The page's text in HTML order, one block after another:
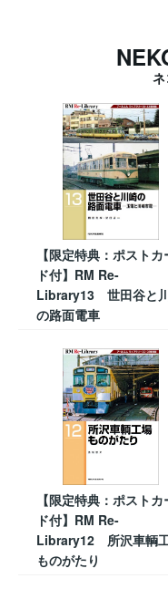
【限定特典：ポストカ
ド付】RM Re-
Library13 世田谷と
の路面電車
【限定特典：ポストカ
ド付】RM Re-
Library12 所沢車輌
ものがたり